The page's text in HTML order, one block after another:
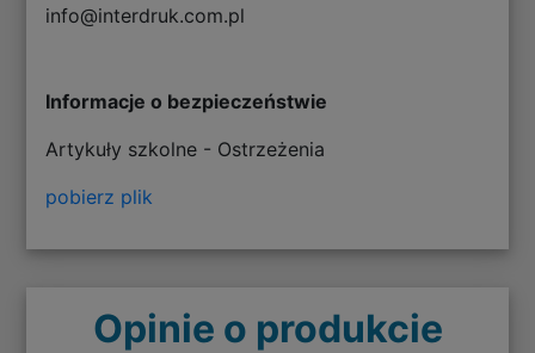
info@interdruk.com.pl
Informacje o bezpieczeństwie
Artykuły szkolne - Ostrzeżenia
pobierz plik
Opinie o produkcie